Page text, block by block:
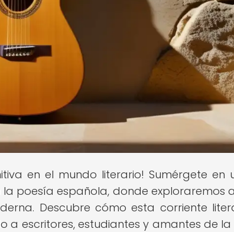
en el mundo literario! Sumérgete en
poesía española, donde exploraremos
Descubre cómo esta corriente
a escritores, estudiantes y amantes de